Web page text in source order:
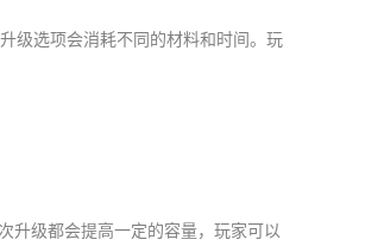
级选项会消耗不同的材料和时间。玩
升级都会提高一定的容量，玩家可以